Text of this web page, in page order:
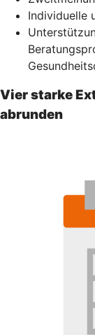
Individuelle
Vier starke
abrunden